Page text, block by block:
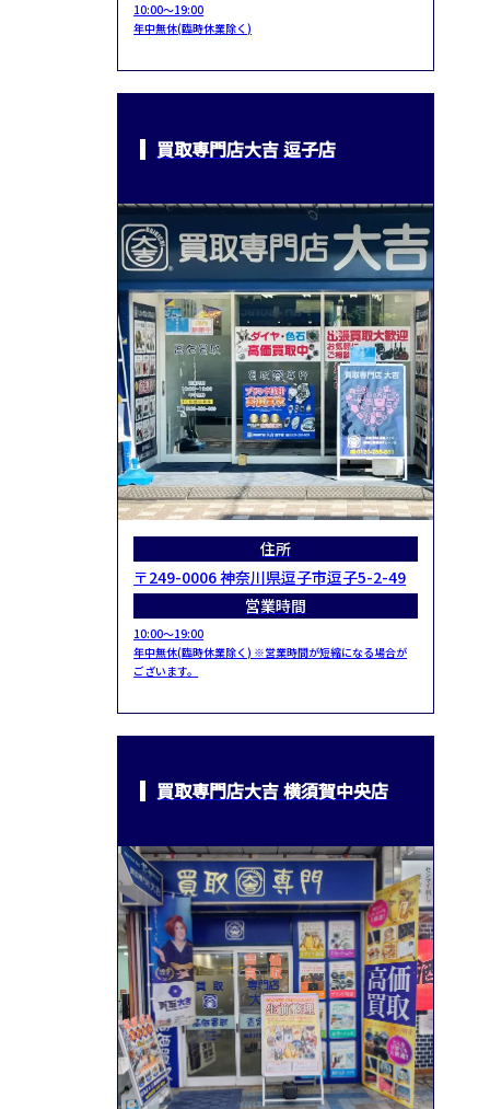
10:00～19:00
年中無休(臨時休業除く)
買取専門店大吉 逗子店
住所
〒249-0006 神奈川県逗子市逗子5-2-49
営業時間
10:00～19:00
年中無休(臨時休業除く) ※営業時間が短縮になる場合が
ございます。
買取専門店大吉 横須賀中央店